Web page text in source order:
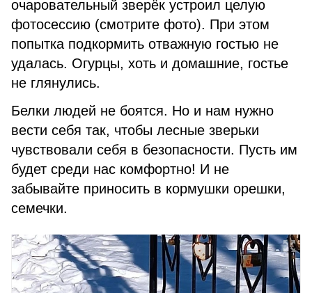
очаровательный зверёк устроил целую
фотосессию (смотрите фото). При этом
попытка подкормить отважную гостью не
удалась. Огурцы, хоть и домашние, гостье
не глянулись.
Белки людей не боятся. Но и нам нужно
вести себя так, чтобы лесные зверьки
чувствовали себя в безопасности. Пусть им
будет среди нас комфортно! И не
забывайте приносить в кормушки орешки,
семечки.